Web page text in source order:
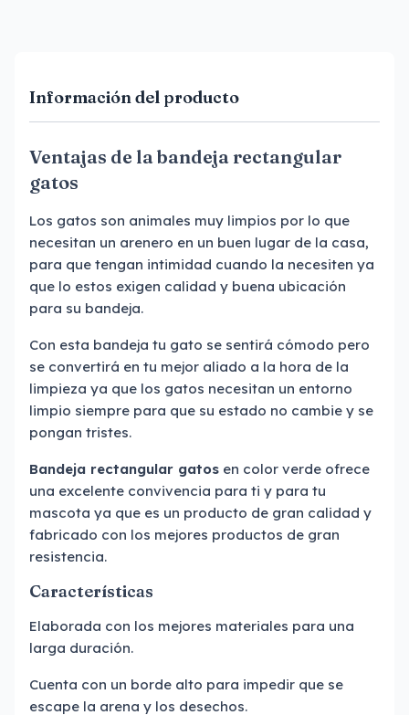
Información del producto
Ventajas de la bandeja rectangular
gatos
Los gatos son animales muy limpios por lo que
necesitan un arenero en un buen lugar de la casa,
para que tengan intimidad cuando la necesiten ya
que lo estos exigen calidad y buena ubicación
para su bandeja.
Con esta bandeja tu gato se sentirá cómodo pero
se convertirá en tu mejor aliado a la hora de la
limpieza ya que los gatos necesitan un entorno
limpio siempre para que su estado no cambie y se
pongan tristes.
Bandeja rectangular gatos en color verde ofrece
una excelente convivencia para ti y para tu
mascota ya que es un producto de gran calidad y
fabricado con los mejores productos de gran
resistencia.
Características
Elaborada con los mejores materiales para una
larga duración.
Cuenta con un borde alto para impedir que se
escape la arena y los desechos.